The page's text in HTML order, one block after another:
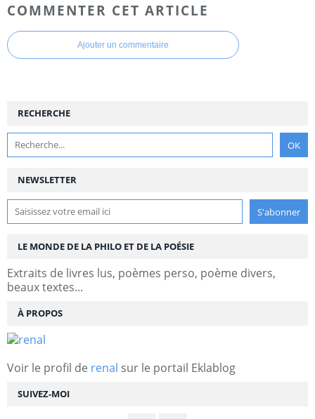
COMMENTER CET ARTICLE
Ajouter un commentaire
NEWSLETTER
SUIVEZ-MOI
RECHERCHE
LE MONDE DE LA PHILO ET DE LA POÉSIE
Extraits de livres lus, poèmes perso, poème divers,
beaux textes...
À PROPOS
Voir le profil de renal sur le portail Eklablog